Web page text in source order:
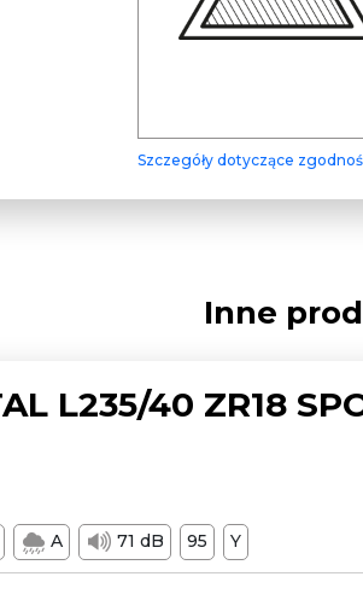
Szczegóły dotyczące
Inne
L235/40 ZR18
A 71 dB 95 Y